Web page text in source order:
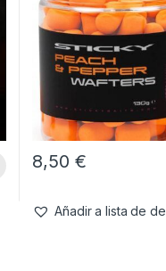
8,50 €
Añadir a lista de